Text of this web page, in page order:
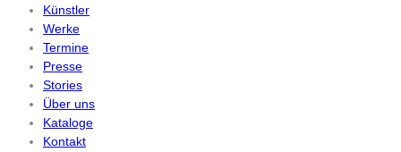
Künstler
Werke
Termine
Presse
Stories
Über uns
Kataloge
Kontakt